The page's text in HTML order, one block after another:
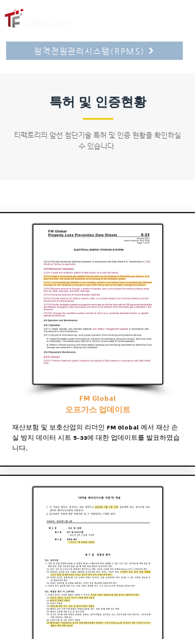
원격전원관리시스템(RPMS)
특허 및 인증현황
​티팩토리의 앞선 첨단기술 특허 및 인증 현황을 확인하실
수 있습니다.
FM Global
오프가스 업데이트
​재산보험 및 보호산업의 리더인 FM Global 에서 재산 손
실 방지 데이터 시트 5-33에 대한 업데이트를 발표하였습
니다.